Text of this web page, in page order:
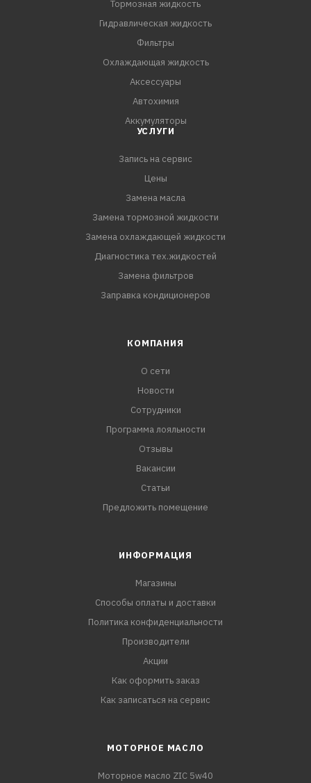
Тормозная жидкость
Гидравлическая жидкость
Фильтры
Охлаждающая жидкость
Аксессуары
Автохимия
Аккумуляторы
УСЛУГИ
Запись на сервис
Цены
Замена масла
Замена тормозной жидкости
Замена охлаждающей жидкости
Диагностика тех.жидкостей
Замена фильтров
Заправка кондиционеров
КОМПАНИЯ
О сети
Новости
Сотрудники
Программа лояльности
Отзывы
Вакансии
Статьи
Предложить помещение
ИНФОРМАЦИЯ
Магазины
Способы оплаты и доставки
Политика конфиденциальности
Производители
Акции
Как оформить заказ
Как записаться на сервис
МОТОРНОЕ МАСЛО
Моторное масло ZIC 5w40